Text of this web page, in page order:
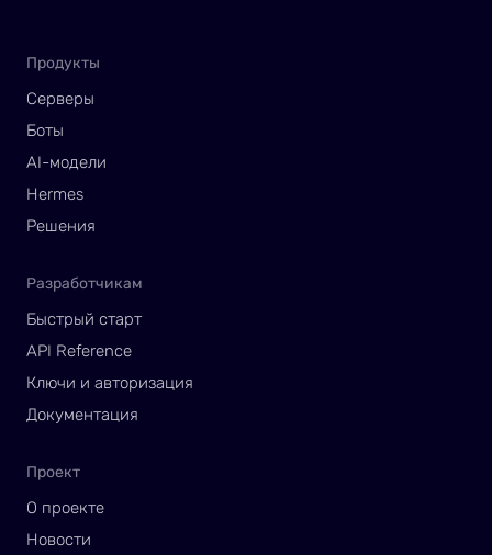
Продукты
Серверы
Боты
AI-модели
Hermes
Решения
Разработчикам
Быстрый старт
API Reference
Ключи и авторизация
Документация
Проект
О проекте
Новости